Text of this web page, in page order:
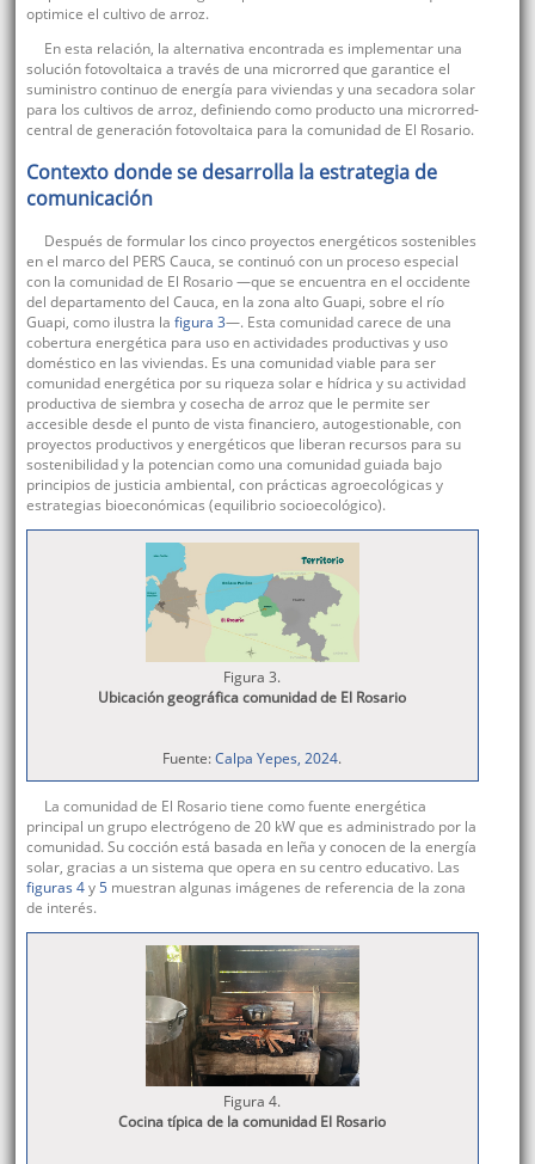
optimice el cultivo de arroz.
En esta relación, la alternativa encontrada es implementar una
solución fotovoltaica a través de una microrred que garantice el
suministro continuo de energía para viviendas y una secadora solar
para los cultivos de arroz, definiendo como producto una microrred-
central de generación fotovoltaica para la comunidad de El Rosario.
Contexto donde se desarrolla la estrategia de
comunicación
Después de formular los cinco proyectos energéticos sostenibles
en el marco del PERS Cauca, se continuó con un proceso especial
con la comunidad de El Rosario —que se encuentra en el occidente
del departamento del Cauca, en la zona alto Guapi, sobre el río
Guapi, como ilustra la figura 3—. Esta comunidad carece de una
cobertura energética para uso en actividades productivas y uso
doméstico en las viviendas. Es una comunidad viable para ser
comunidad energética por su riqueza solar e hídrica y su actividad
productiva de siembra y cosecha de arroz que le permite ser
accesible desde el punto de vista financiero, autogestionable, con
proyectos productivos y energéticos que liberan recursos para su
sostenibilidad y la potencian como una comunidad guiada bajo
principios de justicia ambiental, con prácticas agroecológicas y
estrategias bioeconómicas (equilibrio socioecológico).
Figura 3.
Ubicación geográfica comunidad de El Rosario
Fuente:Calpa Yepes, 2024.
La comunidad de El Rosario tiene como fuente energética
principal un grupo electrógeno de 20 kW que es administrado por la
comunidad. Su cocción está basada en leña y conocen de la energía
solar, gracias a un sistema que opera en su centro educativo. Las
figuras 4y5muestran algunas imágenes de referencia de la zona
de interés.
Figura 4.
Cocina típica de la comunidad El Rosario